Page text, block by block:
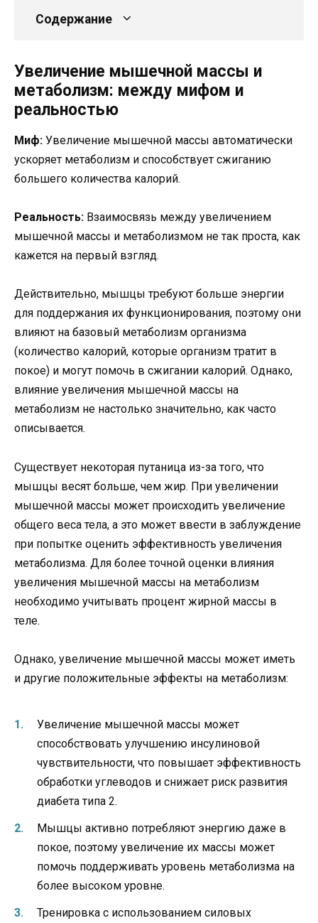
Содержание
Увеличение мышечной массы и
метаболизм: между мифом и
реальностью
Миф: Увеличение мышечной массы автоматически
ускоряет метаболизм и способствует сжиганию
большего количества калорий.
Реальность: Взаимосвязь между увеличением
мышечной массы и метаболизмом не так проста, как
кажется на первый взгляд.
Действительно, мышцы требуют больше энергии
для поддержания их функционирования, поэтому они
влияют на базовый метаболизм организма
(количество калорий, которые организм тратит в
покое) и могут помочь в сжигании калорий. Однако,
влияние увеличения мышечной массы на
метаболизм не настолько значительно, как часто
описывается.
Существует некоторая путаница из-за того, что
мышцы весят больше, чем жир. При увеличении
мышечной массы может происходить увеличение
общего веса тела, а это может ввести в заблуждение
при попытке оценить эффективность увеличения
метаболизма. Для более точной оценки влияния
увеличения мышечной массы на метаболизм
необходимо учитывать процент жирной массы в
теле.
Однако, увеличение мышечной массы может иметь
и другие положительные эффекты на метаболизм:
Увеличение мышечной массы может
способствовать улучшению инсулиновой
чувствительности, что повышает эффективность
обработки углеводов и снижает риск развития
диабета типа 2.
Мышцы активно потребляют энергию даже в
покое, поэтому увеличение их массы может
помочь поддерживать уровень метаболизма на
более высоком уровне.
Тренировка с использованием силовых